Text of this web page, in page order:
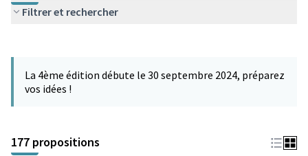
Filtrer et rechercher
−
La 4ème édition débute le 30 septembre 2024, préparez
vos idées !
177 propositions